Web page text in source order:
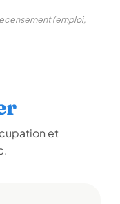
(emploi,
et